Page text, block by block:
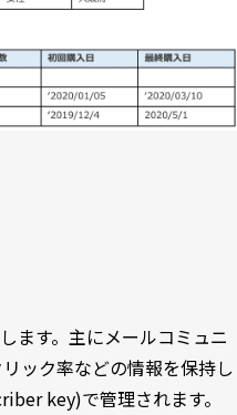
ます。主にメールコミュニ
ック率などの情報を保持し
key)で管理されます。